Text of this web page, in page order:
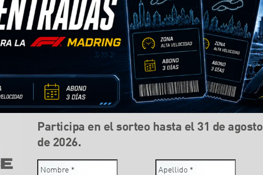
el interior de tu coche limpio de forma eficaz y
Participa en el sorteo hasta el 31 de agosto
de 2026.